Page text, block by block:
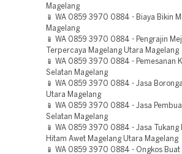
Magelang
📱 WA 0859 3970 0884 - Biaya Bikin
Magelang
📱 WA 0859 3970 0884 - Pengrajin
Terpercaya Magelang Utara Magelang
📱 WA 0859 3970 0884 - Pemesanan
Selatan Magelang
📱 WA 0859 3970 0884 - Jasa
Utara Magelang
📱 WA 0859 3970 0884 - Jasa
Selatan Magelang
📱 WA 0859 3970 0884 - Jasa
Hitam Awet Magelang Utara Magelang
📱 WA 0859 3970 0884 - Ongkos